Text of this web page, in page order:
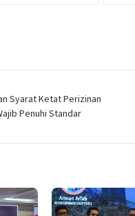
Syarat Ketat Perizinan
Penuhi Standar